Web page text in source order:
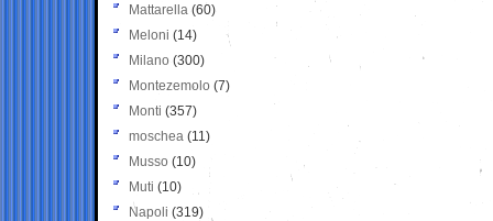
Mattarella (60)
Meloni (14)
Milano (300)
Montezemolo (7)
Monti (357)
moschea (11)
Musso (10)
Muti (10)
Napoli (319)